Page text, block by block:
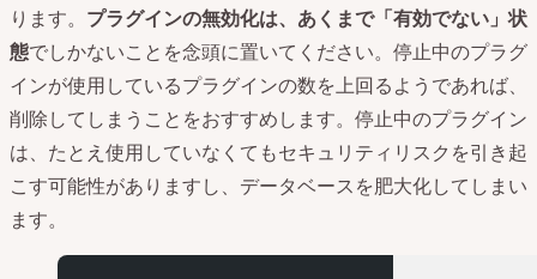
ります。 プラグインの無効化は、あくまで「有効でない」状
態でしかないことを念頭に置いてください。停止中のプラグ
インが使用しているプラグインの数を上回るようであれば、
削除してしまうことをおすすめします。停止中のプラグイン
は、たとえ使用していなくてもセキュリティリスクを引き起
こす可能性がありますし、データベースを肥大化してしまい
ます。